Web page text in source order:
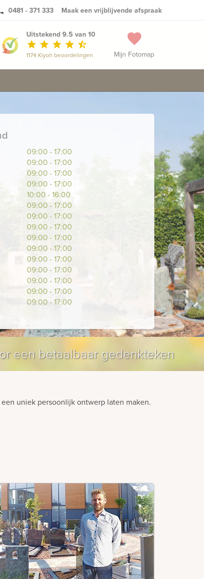
0481 - 371 333 Maak een vrijblijvende afspraak
favorite
Mijn Fotomap
Uitstekend 9.5 van 10
star star star star star_half
1174 Kiyoh beoordelingen
09:00 - 17:00
09:00 - 17:00
09:00 - 17:00
09:00 - 17:00
10:00 - 16:00
09:00 - 17:00
09:00 - 17:00
09:00 - 17:00
09:00 - 17:00
09:00 - 17:00
09:00 - 17:00
09:00 - 17:00
09:00 - 17:00
09:00 - 17:00
09:00 - 17:00
een betaalbaar gedenkteken
uniek persoonlijk ontwerp laten maken.